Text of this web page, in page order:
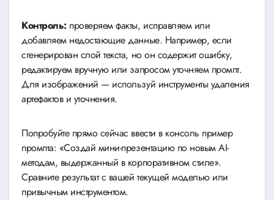
Контроль: проверяем факты, исправляем или
добавляем недостающие данные. Например, если
сгенерирован слой текста, но он содержит ошибку,
редактируем вручную или запросом уточняем промпт.
Для изображений — используй инструменты удаления
артефактов и уточнения.
Попробуйте прямо сейчас ввести в консоль пример
промпта: «Создай мини-презентацию по новым AI-
методам, выдержанный в корпоративном стиле».
Сравните результат с вашей текущей моделью или
привычным инструментом.